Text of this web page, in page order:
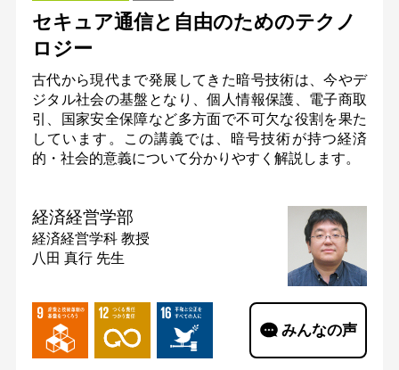
セキュア通信と自由のためのテクノ
ロジー
古代から現代まで発展してきた暗号技術は、今やデ
ジタル社会の基盤となり、個人情報保護、電子商取
引、国家安全保障など多方面で不可欠な役割を果た
しています。この講義では、暗号技術が持つ経済
的・社会的意義について分かりやすく解説します。
経済経営学部
経済経営学科 教授
八田 真行 先生
みんなの声